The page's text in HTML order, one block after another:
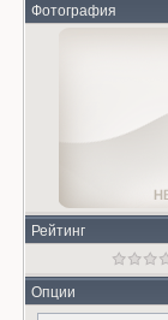
Фотография
Рейтинг
Опции